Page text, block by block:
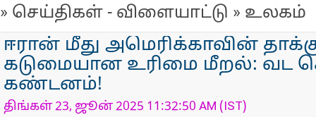
» செய்திகள் - விளையாட்டு » உலகம்
ஈரான் மீது அமெரிக்காவின்
கடுமையான உரிமை மீறல்: வட
கண்டனம்!
திங்கள் 23, ஜூன் 2025 11:32:50 AM (IST)